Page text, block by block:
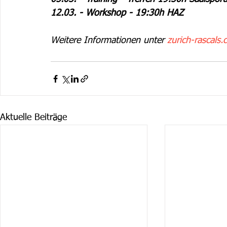
12.03. - Workshop - 19:30h HAZ
Weitere Informationen unter zurich-
Aktuelle Beiträge